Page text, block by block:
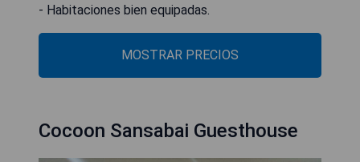
- Habitaciones bien equipadas.
MOSTRAR PRECIOS
Cocoon Sansabai Guesthouse